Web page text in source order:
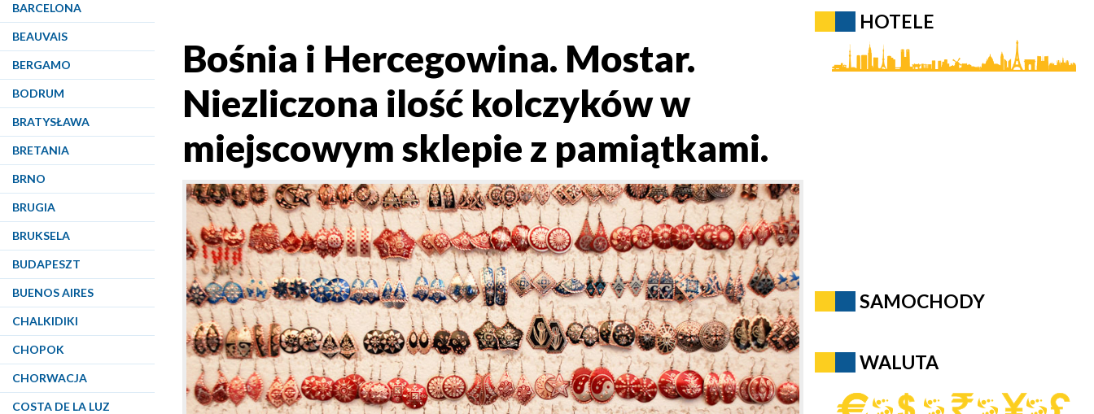
BARCELONA
BEAUVAIS
BERGAMO
BODRUM
BRATYSŁAWA
BRETANIA
BRNO
BRUGIA
BRUKSELA
BUDAPESZT
BUENOS AIRES
CHALKIDIKI
CHOPOK
CHORWACJA
COSTA DE LA LUZ
Bośnia i Hercegowina. Mostar.
Niezliczona ilość kolczyków w
miejscowym sklepie z pamiątkami.
HOTELE
SAMOCHODY
WALUTA